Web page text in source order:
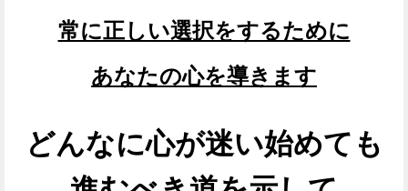
常に正しい選択をするために
あなたの心を導きます
どんなに心が迷い始めても